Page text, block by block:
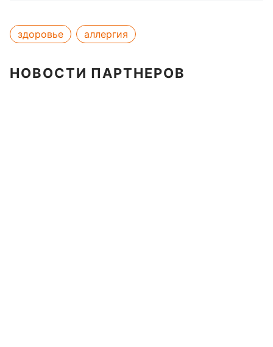
здоровье аллергия
НОВОСТИ ПАРТНЕРОВ